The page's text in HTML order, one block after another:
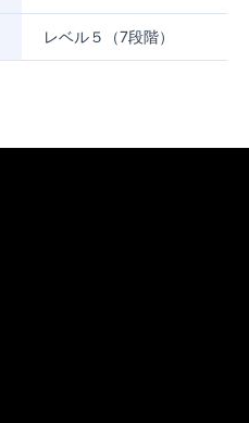
レベル５（7段階）